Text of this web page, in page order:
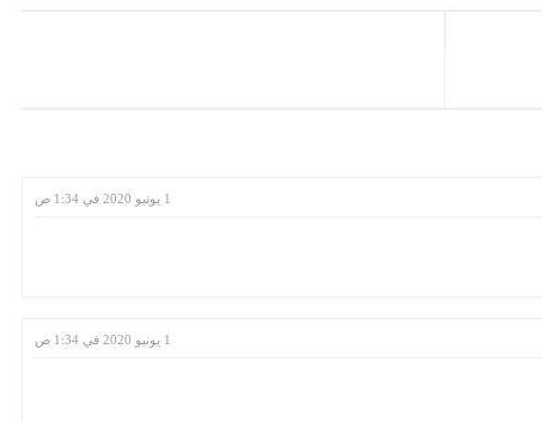
1 يونيو 2020 في 1:34 ص
1 يونيو 2020 في 1:34 ص